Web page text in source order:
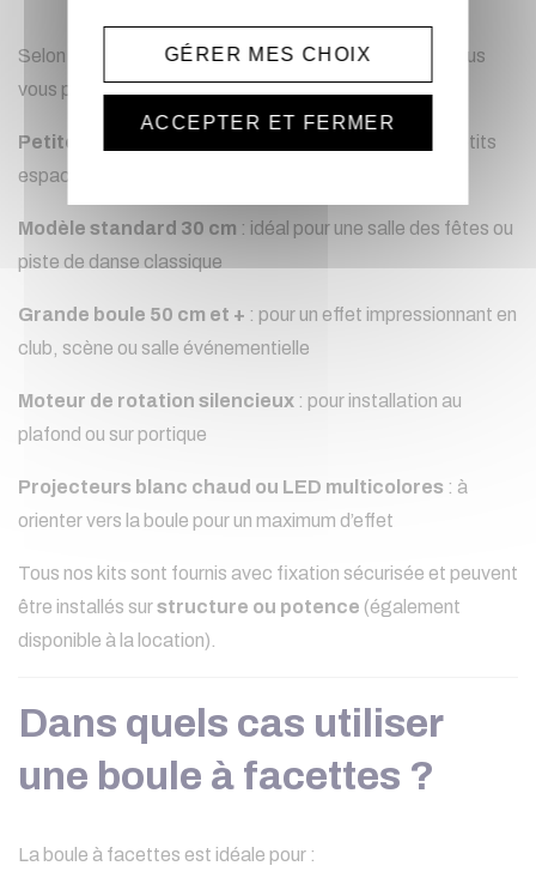
Selon la taille de votre salle ou de votre événement, nous
vous proposons :
Petite boule à facettes 20 cm
: parfaite pour les petits
espaces ou ambiance lounge
Modèle standard 30 cm : idéal pour une salle des fêtes ou
piste de danse classique
Grande boule 50 cm et + : pour un effet impressionnant en
club, scène ou salle événementielle
Moteur de rotation silencieux : pour installation au
plafond ou sur portique
Projecteurs blanc chaud ou LED multicolores : à
orienter vers la boule pour un maximum d’effet
Tous nos kits sont fournis avec fixation sécurisée et peuvent
être installés surstructure ou potence (également
disponible à la location).
Dans quels cas utiliser
une boule à facettes ?
La boule à facettes est idéale pour :
GÉRER MES CHOIX
ACCEPTER ET FERMER